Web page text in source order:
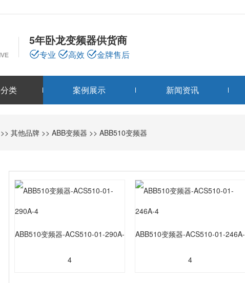
5年卧龙变频器供货商
专业 高效 金牌售后
类 案例展示 新闻资讯
>>其他品牌 >>ABB变频器 >>ABB510变频器
ABB510变频器-ACS510-01-290A-
4
ABB510变频器-ACS510-01-246A-
4